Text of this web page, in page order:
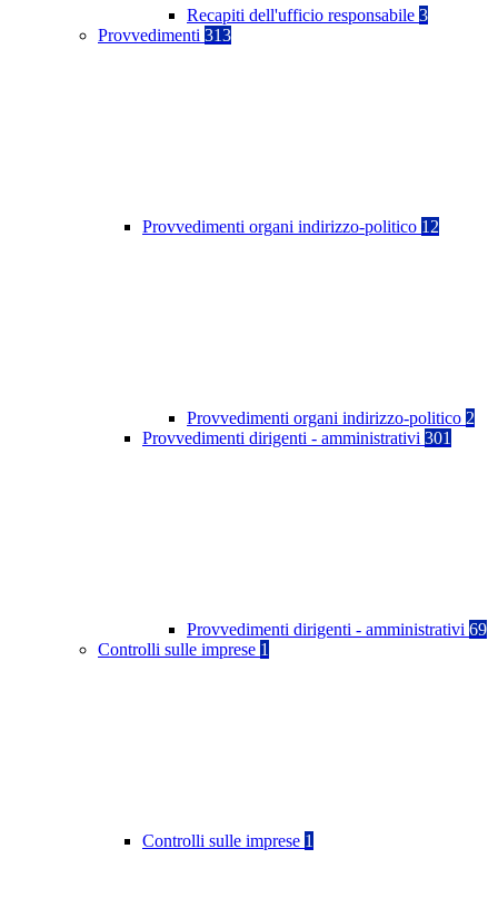
Recapiti dell'ufficio responsabile 3
Provvedimenti 313
Provvedimenti organi indirizzo-politico 12
Provvedimenti organi indirizzo-politico 2
Provvedimenti dirigenti - amministrativi 301
Provvedimenti dirigenti - amministrativi 69
Controlli sulle imprese 1
Controlli sulle imprese 1